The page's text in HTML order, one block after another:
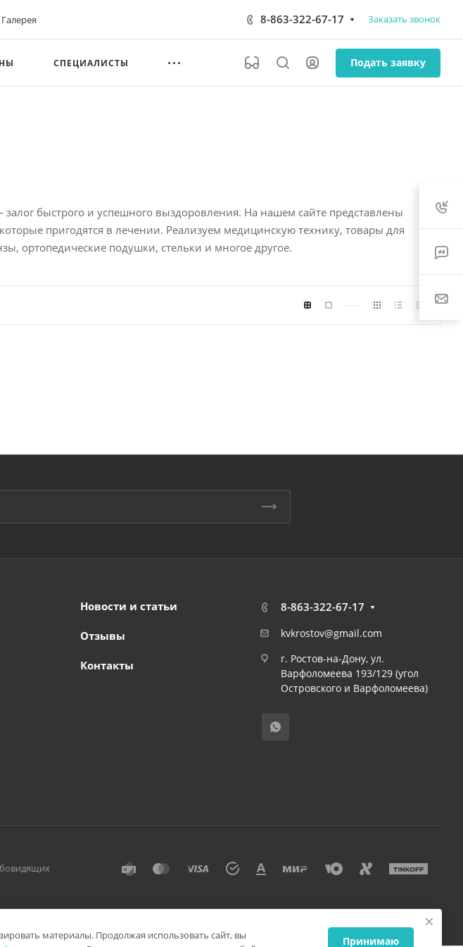
Галерея 8-863-322-67-17 Заказать звонок
СПЕЦИАЛИСТЫ Подать заявку
быстрого и успешного выздоровления. На нашем сайте представлены
пригодятся в лечении. Реализуем медицинскую технику, товары для
ортопедические подушки, стельки и многое другое.
Новости и статьи
Отзывы
Контакты
8-863-322-67-17
kvkrostov@gmail.com
г. Ростов-на-Дону, ул.
Варфоломеева 193/129 (угол
Островского и Варфоломеева)
материалы. Продолжая использовать сайт, вы
Принимаю